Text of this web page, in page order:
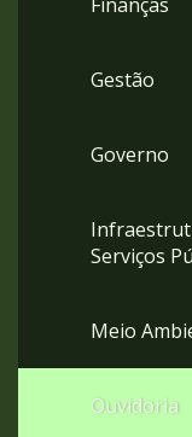
Gestão
Governo
Serviços
Meio
Ouvidoria